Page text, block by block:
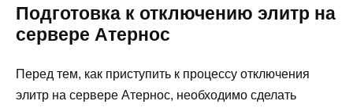
Подготовка к отключению элитр на
сервере Атернос
Перед тем, как приступить к процессу отключения
элитр на сервере Атернос, необходимо сделать